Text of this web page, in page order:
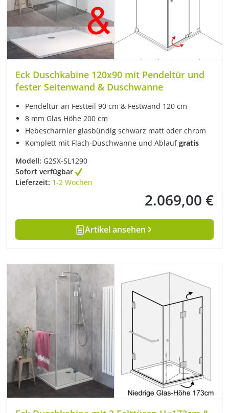
Eck Duschkabine 120x90 mit Pendeltür und
fester Seitenwand & Duschwanne
Pendeltür an Festteil 90 cm & Festwand 120 cm
8 mm Glas Höhe 200 cm
Hebescharnier glasbündig schwarz matt oder chrom
Komplett mit Flach-Duschwanne und Ablaufgratis
Modell: G2SX-SL1290
Sofort verfügbar
Lieferzeit: 1-2 Wochen
Regulärer Preis:
2.069,00 €
Artikel ansehen